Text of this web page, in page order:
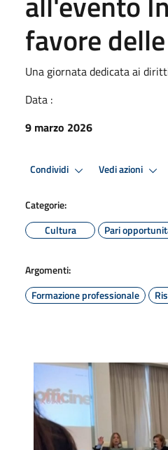
favore
Una giornata dedicata ai
Data :
9 marzo 2026
Condividi Vedi azioni
Categorie:
Cultura
Pari
Argomenti:
Formazione professionale